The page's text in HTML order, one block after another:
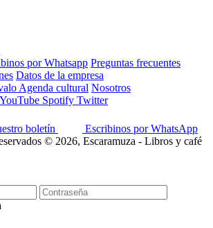
por Whatsapp Preguntas frecuentes
Datos de la empresa
Agenda cultural Nosotros
YouTube Spotify Twitter
boletín
Escribinos por WhatsApp
© 2026, Escaramuza - Libros y café